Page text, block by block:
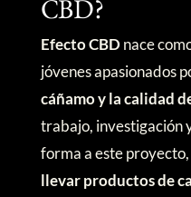
CBD?
Efecto CBDnace
jóvenes apasionados
cáñamo y la calidad
trabajo, investigación
forma a este
llevar productos de